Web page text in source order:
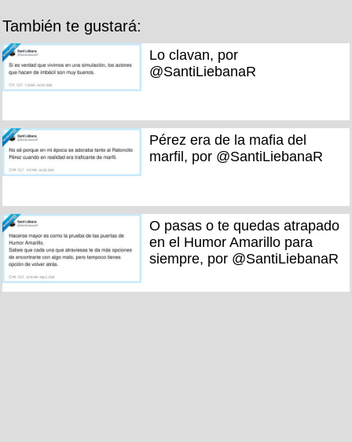
También te gustará:
Lo clavan, por
@SantiLiebanaR
Pérez era de la mafia del
marfil, por @SantiLiebanaR
O pasas o te quedas atrapado
en el Humor Amarillo para
siempre, por @SantiLiebanaR